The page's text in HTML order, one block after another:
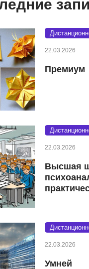
22.03.2026
Премиум
22.03.2026
Высшая
22.03.2026
Умней